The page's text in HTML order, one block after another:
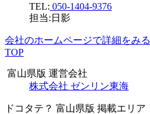
TEL: 050-1404-9376
担当:日影
会社のホームページで詳細をみる
TOP
富山県版 運営会社
株式会社 ゼンリン東海
ドコタテ？ 富山県版 掲載エリア